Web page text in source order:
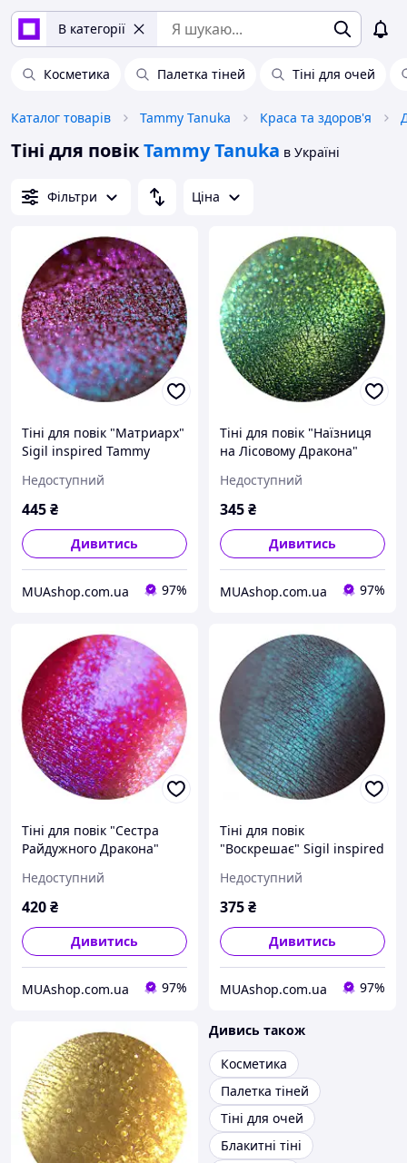
В категорії
Косметика Палетка тіней Тіні для очей
Каталог товарів Tammy Tanuka Краса та здоров'я
Тіні для повікTammy Tanuka в Україні
Фільтри Ціна
Тіні для повік "Матриарх"
Sigil inspired Tammy
Недоступний
445₴
Дивитись
MUAshop.com.ua 97%
Тіні для повік "Наїзниця
на Лісовому Дракона"
Tanuka, 1 мл
Недоступний
345₴
Дивитись
MUAshop.com.ua 97%
Тіні для повік "Сестра
Райдужного Дракона"
Tanuka, 1 мл
Недоступний
420₴
Дивитись
MUAshop.com.ua 97%
Тіні для повік
"Воскрешає" Sigil inspired
Недоступний
375₴
Дивитись
MUAshop.com.ua 97%
Дивись також
Косметика
Палетка тіней
Тіні для очей
Блакитні тіні